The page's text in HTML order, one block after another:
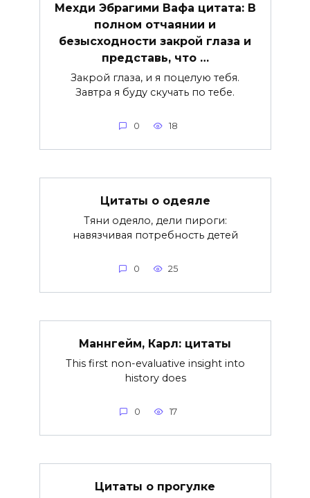
Мехди Эбрагими Вафа цитата: В
полном отчаянии и
безысходности закрой глаза и
представь, что …
Закрой глаза, и я поцелую тебя.
Завтра я буду скучать по тебе.
0 18
Цитаты о одеяле
Тяни одеяло, дели пироги:
навязчивая потребность детей
0 25
Маннгейм, Карл: цитаты
This first non-evaluative insight into
history does
0 17
Цитаты о прогулке